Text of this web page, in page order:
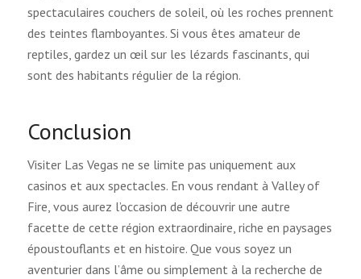
spectaculaires couchers de soleil, où les roches prennent
des teintes flamboyantes. Si vous êtes amateur de
reptiles, gardez un œil sur les lézards fascinants, qui
sont des habitants régulier de la région.
Conclusion
Visiter Las Vegas ne se limite pas uniquement aux
casinos et aux spectacles. En vous rendant à Valley of
Fire, vous aurez l’occasion de découvrir une autre
facette de cette région extraordinaire, riche en paysages
époustouflants et en histoire. Que vous soyez un
aventurier dans l’âme ou simplement à la recherche de